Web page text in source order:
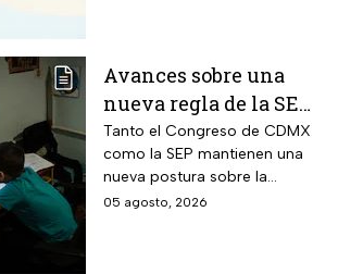
Avances sobre una
nueva regla de la SEP
sobre el uso de
celulares en la
escuelas
Tanto el Congreso de CDMX
como la SEP mantienen una
nueva postura sobre la
regulación de celulares en las
05 agosto, 2026